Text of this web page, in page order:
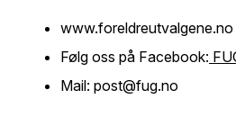
www.foreldreutvalgene.no
Følg oss på Facebook:
Mail: post@fug.no